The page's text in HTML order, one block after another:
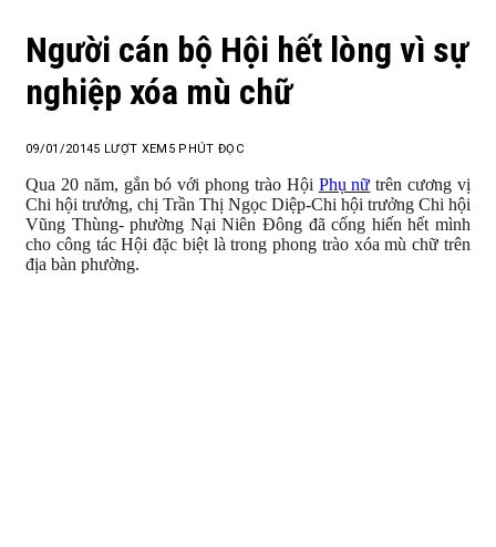
Người cán bộ Hội hết lòng vì sự
nghiệp xóa mù chữ
09/01/20145 LƯỢT XEM 5 PHÚT ĐỌC
Qua 20 năm, gắn bó với phong trào Hội Phụ nữ trên cương vị
Chi hội trưởng, chị Trần Thị Ngọc Diệp-Chi hội trưởng Chi hội
Vũng Thùng- phường Nại Niên Đông đã cống hiến hết mình
cho công tác Hội đặc biệt là trong phong trào xóa mù chữ trên
địa bàn phường.